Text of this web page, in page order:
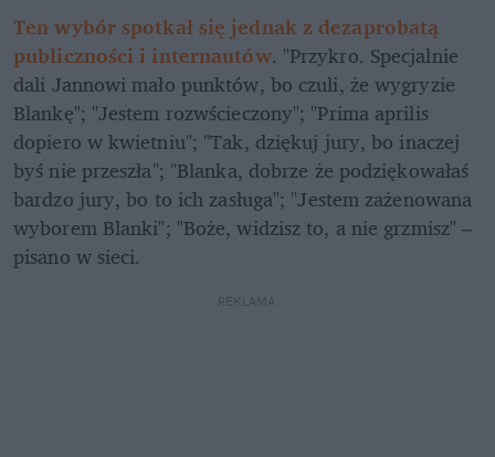
Ten wybór spotkał się jednak z dezaprobatą
publiczności i internautów. "Przykro. Specjalnie
dali Jannowi mało punktów, bo czuli, że wygryzie
Blankę"; "Jestem rozwścieczony"; "Prima aprilis
dopiero w kwietniu"; "Tak, dziękuj jury, bo inaczej
byś nie przeszła"; "Blanka, dobrze że podziękowałaś
bardzo jury, bo to ich zasługa"; "Jestem zażenowana
wyborem Blanki"; "Boże, widzisz to, a nie grzmisz" –
pisano w sieci.
REKLAMA